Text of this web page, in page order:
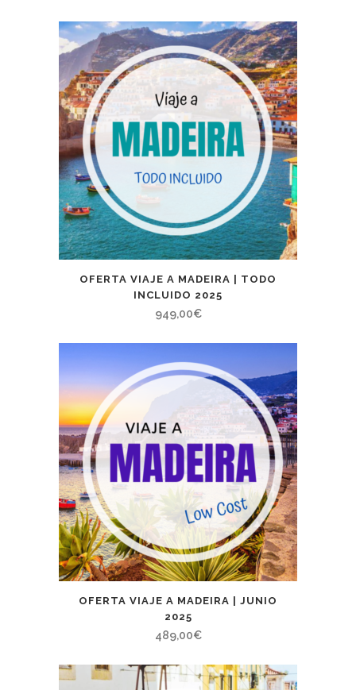
precios:
desde
365,00€
hasta
459,00€
OFERTA VIAJE A MADEIRA | TODO
INCLUIDO 2025
949,00€
OFERTA VIAJE A MADEIRA | JUNIO
2025
489,00€